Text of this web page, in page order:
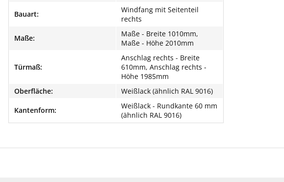
Bauart:
Windfang mit Seitenteil
rechts
Maße:
Maße - Breite 1010mm,
Maße - Höhe 2010mm
Türmaß:
Anschlag rechts - Breite
610mm, Anschlag rechts -
Höhe 1985mm
Oberfläche:
Weißlack (ähnlich RAL 9016)
Kantenform:
Weißlack - Rundkante 60 mm
(ähnlich RAL 9016)